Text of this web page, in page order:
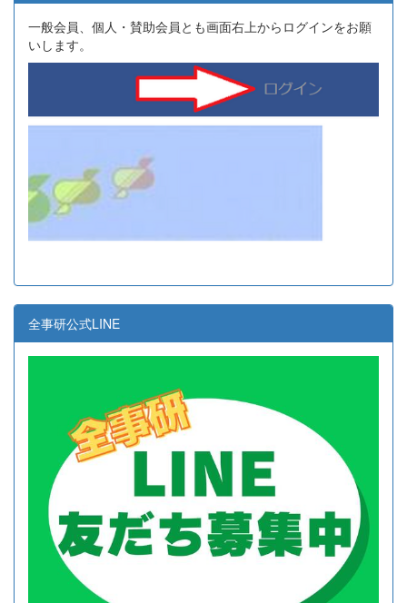
一般会員、個人・賛助会員とも画面右上からログインをお願
いします。
全事研公式LINE